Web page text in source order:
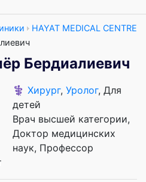
HAYAT MEDICAL CENTRE
Бердиалиевич
⚕️ Хирург, Уролог, Для
детей
Врач высшей категории
Доктор медицинских
наук Профессор